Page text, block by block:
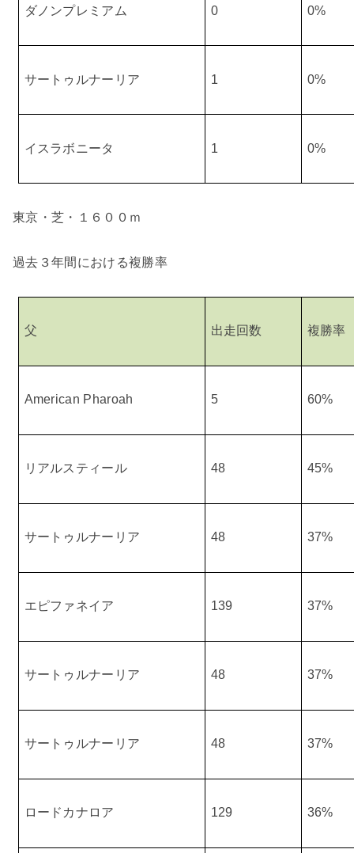
ダノンプレミアム 0 0%
サートゥルナーリア 1 0%
イスラボニータ 1 0%
東京・芝・１６００ｍ
過去３年間における複勝率
父 出走回数 複勝率
American Pharoah 5 60%
リアルスティール 48 45%
サートゥルナーリア 48 37%
エピファネイア 139 37%
サートゥルナーリア 48 37%
サートゥルナーリア 48 37%
ロードカナロア 129 36%